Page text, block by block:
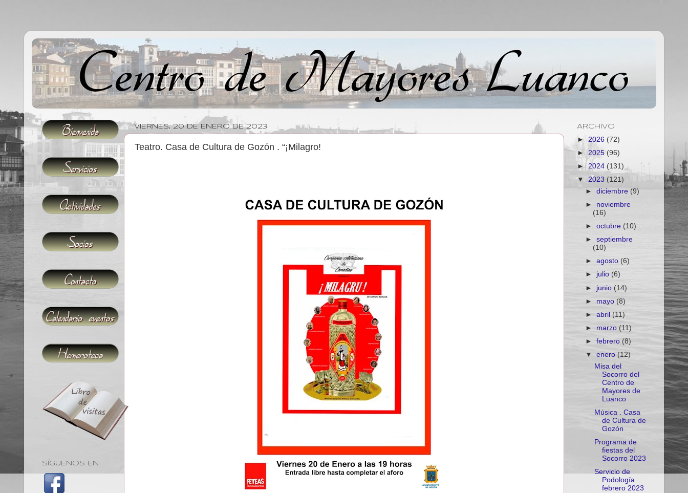
VIERNES, 20 DE ENERO DE 2023
Teatro. Casa de Cultura de Gozón . “¡Milagro!
SÍGUENOS EN
ARCHIVO
► 2026 (72)
► 2025 (96)
► 2024 (131)
▼ 2023 (121)
►diciembre (9)
► noviembre
(16)
►octubre (10)
►septiembre
(10)
►agosto (6)
► julio (6)
► junio(14)
► mayo (8)
►abril(11)
► marzo (11)
►febrero (8)
▼enero(12)
Misa del
Socorro del
Centro de
Mayores de
Luanco
Música . Casa
de Cultura de
Gozón
Programa de
fiestas del
Socorro 2023
Servicio de
Podología
febrero 2023